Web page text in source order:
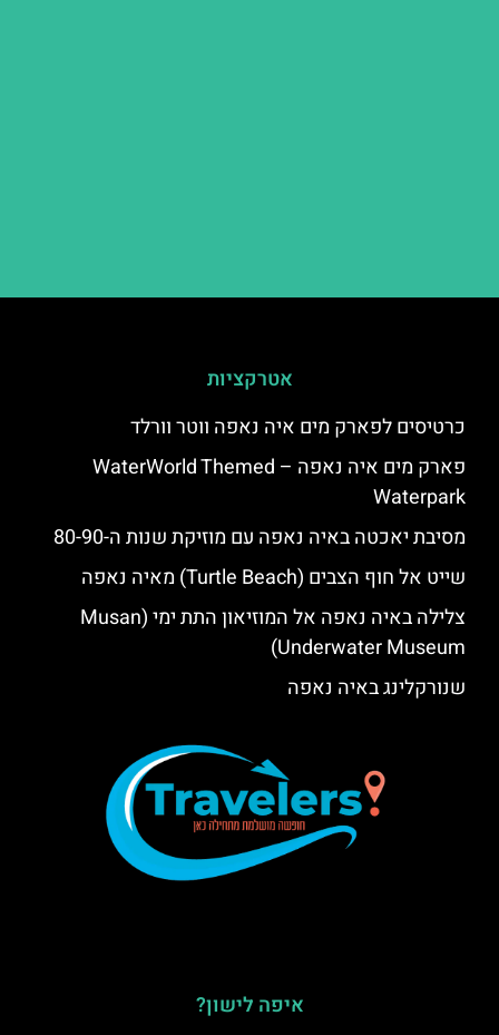
אטרקציות
כרטיסים לפארק מים איה נאפה ווטר וורלד
פארק מים איה נאפה – ‪‪WaterWorld Themed
Waterpark‬‬
מסיבת יאכטה באיה נאפה עם מוזיקת שנות ה-80-90
שייט אל חוף הצבים (Turtle Beach) מאיה נאפה
צלילה באיה נאפה אל המוזיאון התת ימי (Musan
Underwater Museum)
שנורקלינג באיה נאפה
איפה לישון?